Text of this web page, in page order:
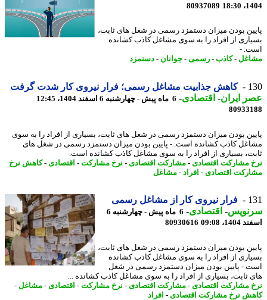
80937089
بودن میزان دستمزد رسمی در شغل های ثابت،
از افراد را به سوی مشاغل کاذب کشانده
-
-کاذب-رسمی-جوانان-دستمزد
کاهش جذابیت مشاغل رسمی؛ فرار نیروی کار شدت گرفت
ایران- اقتصادی-6 ماه پیش - چهارشنبه 6 اسفند 1404، 12:45
بودن میزان دستمزد رسمی در شغل های ثابت، بسیاری از افراد را به سوی
کاذب کشانده است. - پایین بودن میزان دستمزد رسمی در شغل های
بسیاری از افراد را به سوی مشاغل کاذب کشانده است.
مشارکت اقتصادی-مشارکت اقتصادی-نرخ مشارکت-اقتصادی-کاهش نرخ
اقتصادی-افراد - مشاغل
فرار نیروی کار از مشاغل رسمی
-اقتصادی-
6 ماه پیش - چهارشنبه 6
09:08
80930616
بودن میزان دستمزد رسمی در شغل های ثابت،
از افراد را به سوی مشاغل کاذب کشانده
- پایین بودن میزان دستمزد رسمی در شغل
ثابت، بسیاری از افراد را به سوی مشاغل کاذب کشانده ...
مشارکت اقتصادی-مشارکت اقتصادی-نرخ مشارکت-اقتصادی-مشاغل-
نرخ مشارکت اقتصادی-افراد